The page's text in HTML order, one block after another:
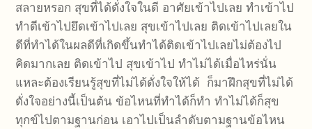
สลายหรอก สุขที่ได้ดั่งใจในดี อาศัยเข้าไปเลย ทำเข้าไป
ทำดีเข้าไปยึดเข้าไปเลย สุขเข้าไปเลย ติดเข้าไปเลยใน
ดีที่ทำได้ในผลดีที่เกิดขึ้นทำได้ติดเข้าไปเลยไม่ต้องไป
คิดมากเลย ติดเข้าไป สุขเข้าไป ทำไม่ได้เมื่อไหร่นั่น
แหละต้องเรียนรู้สุขที่ไม่ได้ดั่งใจให้ได้ ก็มาฝึกสุขที่ไม่ได้
ดั่งใจอย่างนี้เป็นต้น ข้อไหนที่ทำได้ก็ทำ ทำไม่ได้ก็สุข
ทุกข์ไปตามฐานก่อน เอาไปเป็นลำดับตามฐานข้อไหน